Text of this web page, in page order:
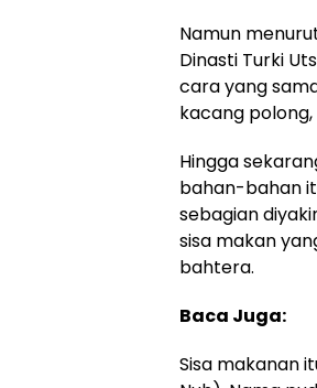
Namun
Dinasti Turki
cara yang
kacang
Hingga
bahan-bahan
sebagian
sisa makan
bahtera.
Baca Juga:
Sisa makanan